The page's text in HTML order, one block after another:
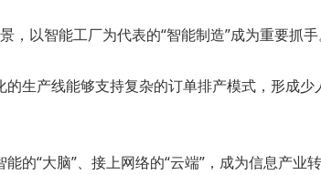
以智能工厂为代表的“智能制造”成为重要抓手
生产线能够支持复杂的订单排产模式，形成
“大脑”、接上网络的“云端”，成为信息产业